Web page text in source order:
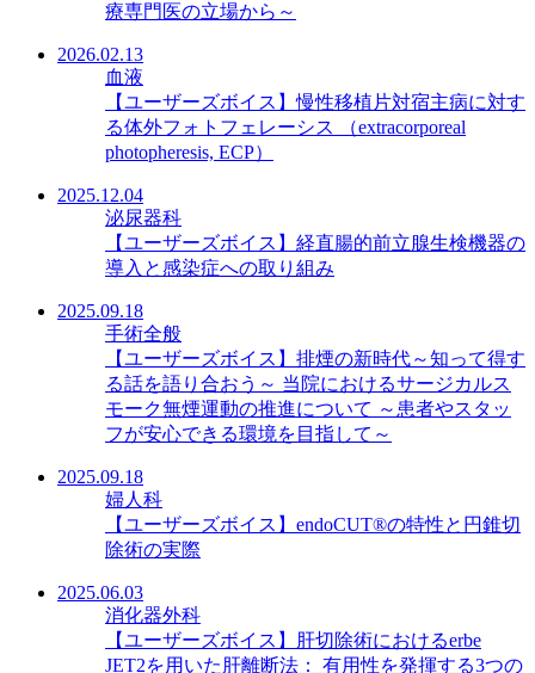
療専門医の立場から～
2026.02.13
血液
【ユーザーズボイス】慢性移植片対宿主病に対す
る体外フォトフェレーシス （extracorporeal
photopheresis, ECP）
2025.12.04
泌尿器科
【ユーザーズボイス】経直腸的前立腺生検機器の
導入と感染症への取り組み
2025.09.18
手術全般
【ユーザーズボイス】排煙の新時代～知って得す
る話を語り合おう～ 当院におけるサージカルス
モーク無煙運動の推進について ～患者やスタッ
フが安心できる環境を目指して～
2025.09.18
婦人科
【ユーザーズボイス】endoCUT®の特性と円錐切
除術の実際
2025.06.03
消化器外科
【ユーザーズボイス】肝切除術におけるerbe
JET2を用いた肝離断法： 有用性を発揮する3つの